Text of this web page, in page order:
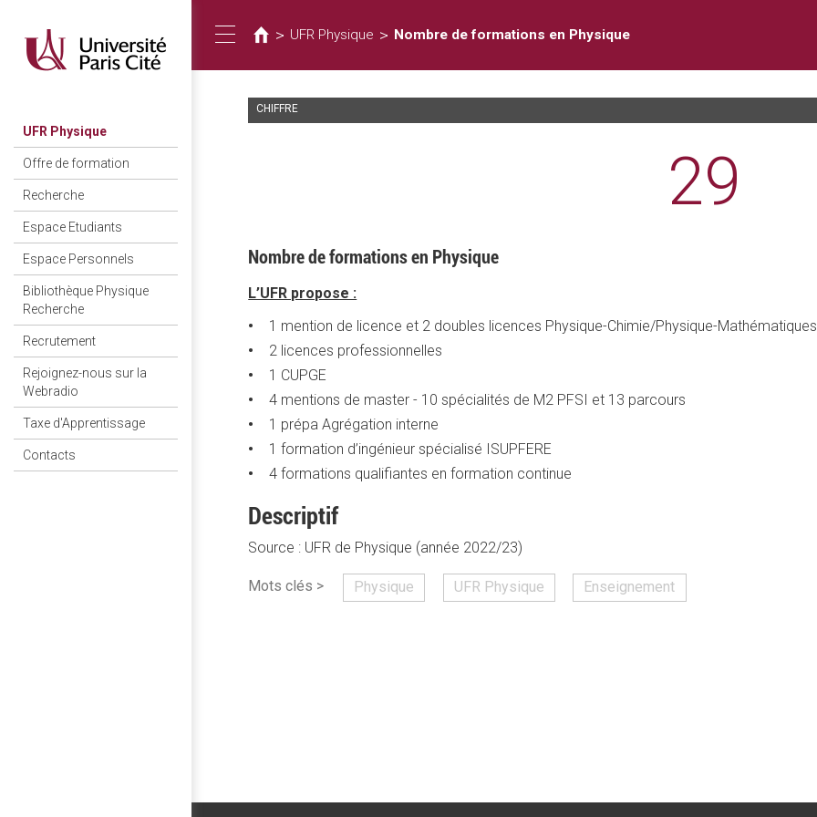
contenu
principal
UFR Physique
Offre de formation
Recherche
Espace Etudiants
Espace Personnels
Bibliothèque Physique
Recherche
Recrutement
Rejoignez-nous sur la
Webradio
Taxe d'Apprentissage
Contacts
Toggle
navigation
êtes
ici
> UFR Physique > Nombre de formations en Physique
CHIFFRE
29
Nombre de formations en Physique
L’UFR propose :
1 mention de licence et 2 doubles licences Physique-Chimie/Physique-Mathématiques
2 licences professionnelles
1 CUPGE
4 mentions de master - 10 spécialités de M2 PFSI et 13 parcours
1 prépa Agrégation interne
1 formation d’ingénieur spécialisé ISUPFERE
4 formations qualifiantes en formation continue
Descriptif
Source : UFR de Physique (année 2022/23)
Mots clés > Physique UFR Physique Enseignement